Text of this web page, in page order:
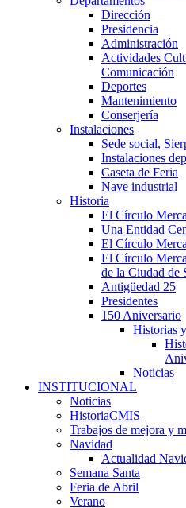
Dirección
Presidencia
Administración
Actividades
Comunicación
Deportes
Mantenimiento
Conserjería
Instalaciones
Sede social,
Instalaciones
Caseta de Feria
Nave industrial
Historia
El Círculo
Una Entidad
El Círculo
El Círculo
de la Ciudad de
Antigüedad 25
Presidentes
150 Aniversario
Historias
Noticias
INSTITUCIONAL
Noticias
HistoriaCMIS
Trabajos de mejora y
Navidad
Actualidad
Semana Santa
Feria de Abril
Verano